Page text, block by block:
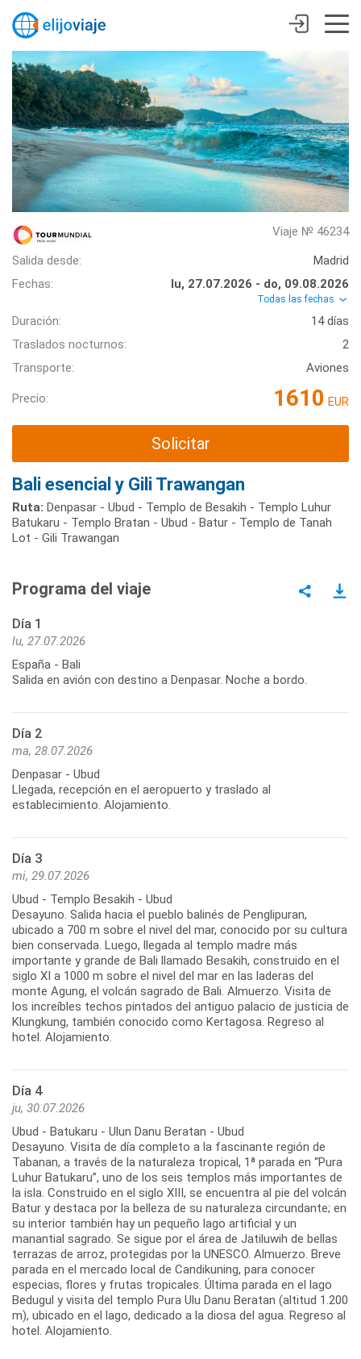
Viaje № 46234
Salida desde:
Madrid
Fechas:
lu, 27.07.2026 - do, 09.08.2026
Todas las fechas
Duración:
14 días
Traslados nocturnos:
2
Transporte:
Aviones
Precio: 1610 EUR
Solicitar
Bali esencial y Gili Trawangan
Ruta: Denpasar - Ubud - Templo de Besakih - Templo Luhur
Batukaru - Templo Bratan - Ubud - Batur - Templo de Tanah
Lot - Gili Trawangan
Programa del viaje
Día 1
lu, 27.07.2026
España - Bali
Salida en avión con destino a Denpasar. Noche a bordo.
Día 2
ma, 28.07.2026
Denpasar - Ubud
Llegada, recepción en el aeropuerto y traslado al
establecimiento. Alojamiento.
Día 3
mi, 29.07.2026
Ubud - Templo Besakih - Ubud
Desayuno. Salida hacia el pueblo balinés de Penglipuran,
ubicado a 700 m sobre el nivel del mar, conocido por su cultura
bien conservada. Luego, llegada al templo madre más
importante y grande de Bali llamado Besakih, construido en el
siglo XI a 1000 m sobre el nivel del mar en las laderas del
monte Agung, el volcán sagrado de Bali. Almuerzo. Visita de
los increíbles techos pintados del antiguo palacio de justicia de
Klungkung, también conocido como Kertagosa. Regreso al
hotel. Alojamiento.
Día 4
ju, 30.07.2026
Ubud - Batukaru - Ulun Danu Beratan - Ubud
Desayuno. Visita de día completo a la fascinante región de
Tabanan, a través de la naturaleza tropical, 1ª parada en “Pura
Luhur Batukaru”, uno de los seis templos más importantes de
la isla. Construido en el siglo XIII, se encuentra al pie del volcán
Batur y destaca por la belleza de su naturaleza circundante; en
su interior también hay un pequeño lago artificial y un
manantial sagrado. Se sigue por el área de Jatiluwih de bellas
terrazas de arroz, protegidas por la UNESCO. Almuerzo. Breve
parada en el mercado local de Candikuning, para conocer
especias, flores y frutas tropicales. Última parada en el lago
Bedugul y visita del templo Pura Ulu Danu Beratan (altitud 1.200
m), ubicado en el lago, dedicado a la diosa del agua. Regreso al
hotel. Alojamiento.